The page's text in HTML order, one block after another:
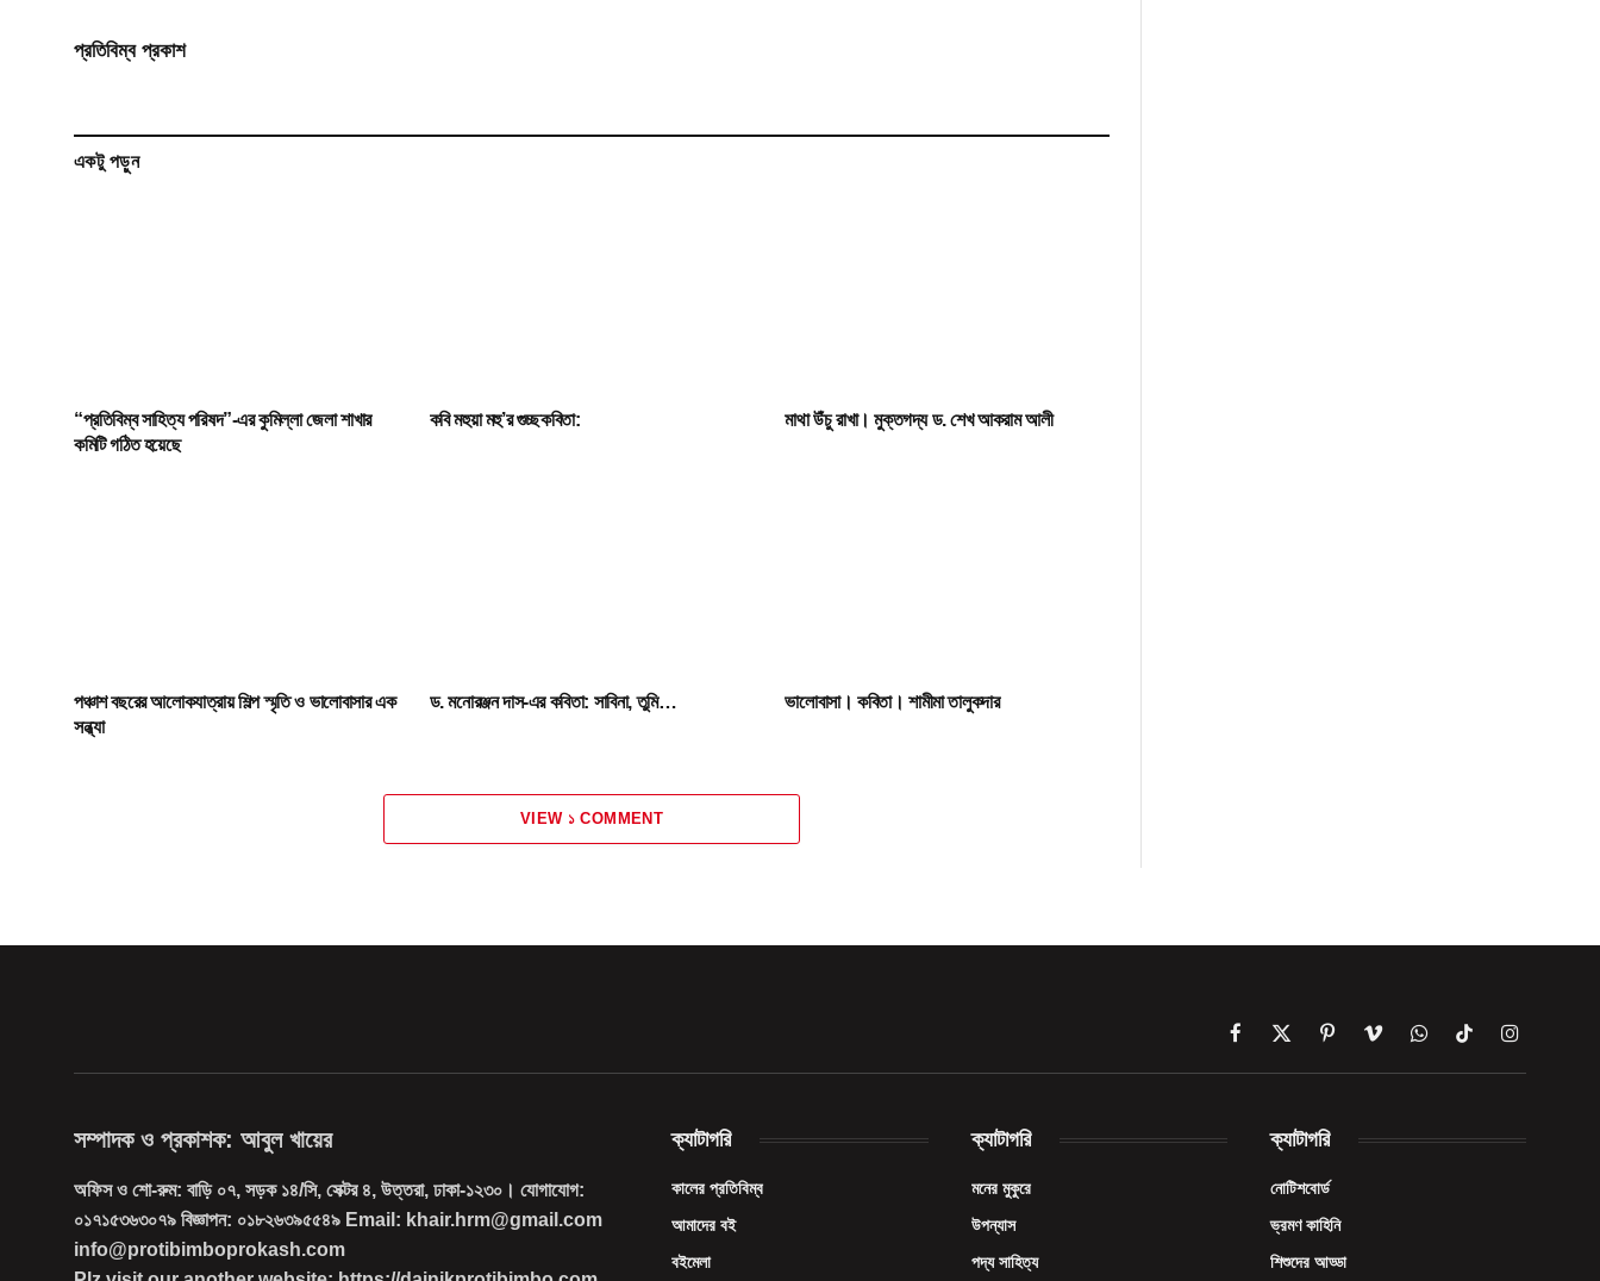
প্রতিবিম্ব প্রকাশ
একটু পড়ুন
“প্রতিবিম্ব সাহিত্য পরিষদ”-এর কুমিল্লা জেলা শাখার
কমিটি গঠিত হয়েছে
কবি মহুয়া মহু’র গুচ্ছকবিতা: মাথা উঁচু রাখা। মুক্তগদ্য ড. শেখ আকরাম আলী
পঞ্চাশ বছরের আলোকযাত্রায় শিল্প স্মৃতি ও ভালোবাসার এক
সন্ধ্যা
ড. মনোরঞ্জন দাস-এর কবিতা: সাবিনা, তুমি… ভালোবাসা। কবিতা। শামীমা তালুকদার
VIEW ১ COMMENT
Facebook
X
PinterestVimeoWhatsAppTikTokInstagram
সম্পাদক ও প্রকাশক: আবুল খায়ের
অফিস ও শো-রুম: বাড়ি ০৭, সড়ক ১৪/সি, সেক্টর ৪, উত্তরা, ঢাকা-১২৩০। যোগাযোগ:
০১৭১৫৩৬৩০৭৯ বিজ্ঞাপন: ০১৮২৬৩৯৫৫৪৯ Email: khair.hrm@gmail.com
info@protibimboprokash.com
ক্যাটাগরি
কালের প্রতিবিম্ব
আমাদের বই
বইমেলা
ক্যাটাগরি
মনের মুকুরে
উপন্যাস
পদ্য সাহিত্য
ক্যাটাগরি
নোটিশবোর্ড
ভ্রমণ কাহিনি
শিশুদের আড্ডা